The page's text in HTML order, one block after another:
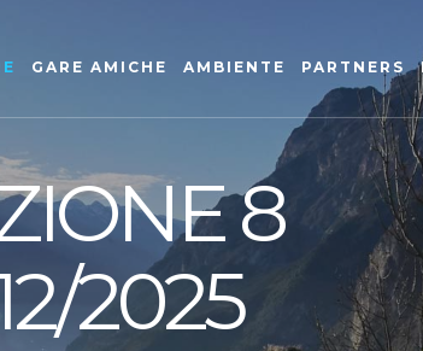
8
2025
GARE AMICHE AMBIENTE PARTNERS